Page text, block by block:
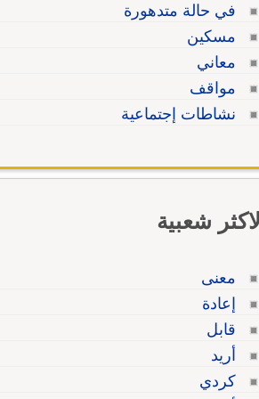
في حالة متدهورة
مسكين
معاني
مواقف
نشاطات إجتماعية
شعبية
معنى
إعادة
قابل
أريد
كردي